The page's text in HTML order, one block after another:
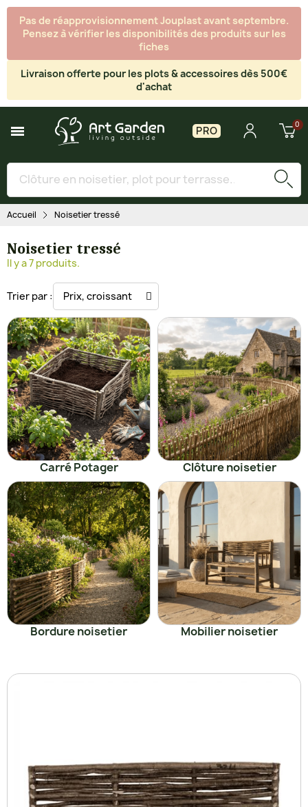
Pas de réapprovisionnement Jouplast avant septembre.
Pensez à vérifier les disponibilités des produits sur les
fiches
Livraison offerte pour les plots & accessoires dès 500€
d'achat
PRO
Accueil Noisetier tressé
Noisetier tressé
Il y a 7 produits.
Trier par :
Carré Potager Clôture noisetier
Bordure noisetier Mobilier noisetier